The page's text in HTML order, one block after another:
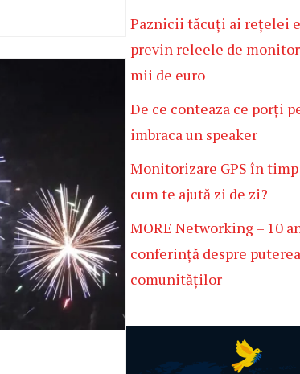
Paznicii tăcuți ai rețelei
previn releele de
mii de euro
De ce conteaza ce porți
imbraca un speaker
Monitorizare GPS în
cum te ajută zi de zi?
MORE Networking – 10
conferință despre
comunităților